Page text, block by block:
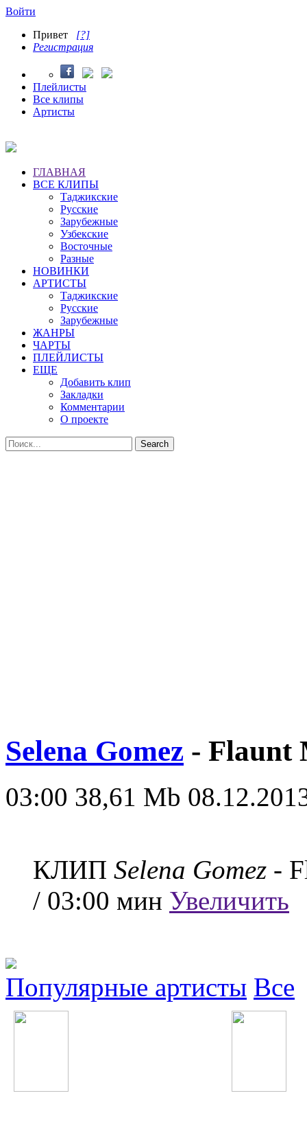
Войти
Привет [?]
Регистрация
Плейлисты
Все клипы
Артисты
ГЛАВНАЯ
ВСЕ КЛИПЫ
Таджикские
Русские
Зарубежные
Узбекские
Восточные
Разные
НОВИНКИ
АРТИСТЫ
Таджикские
Русские
Зарубежные
ЖАНРЫ
ЧАРТЫ
ПЛЕЙЛИСТЫ
ЕЩЕ
Добавить клип
Закладки
Комментарии
О проекте
Selena Gomez - Flaunt
03:00 38,61 Mb
КЛИП Selena Gomez -
/ 03:00 мин Увеличить
Популярные артисты Все